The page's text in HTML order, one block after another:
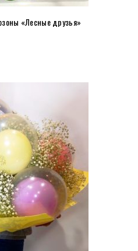
«Лесные друзья»